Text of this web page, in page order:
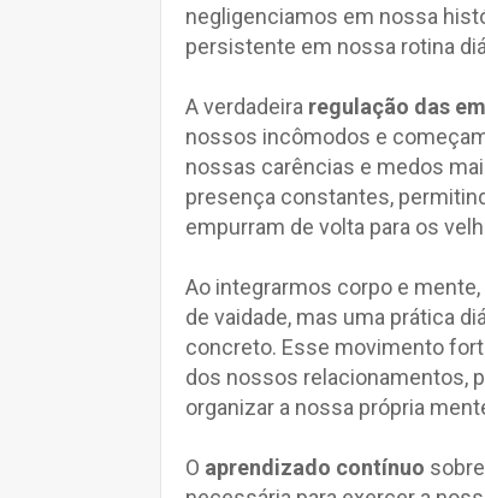
negligenciamos em nossa
persistente em nossa rotina
A verdadeira regulação das
nossos incômodos e
nossas carências e medos
presença constantes,
empurram de volta para os
Ao integrarmos corpo e
de vaidade, mas uma prática
concreto. Esse movimento
dos nossos relacionamentos,
organizar a nossa própria
O aprendizado contínuo